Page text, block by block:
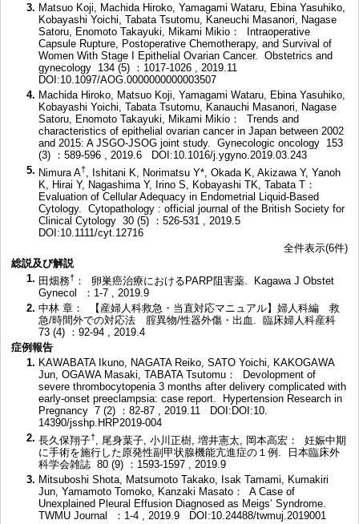
3. Matsuo Koji, Machida Hiroko, Yamagami Wataru, Ebina Yasuhiko,
Kobayashi Yoichi, Tabata Tsutomu, Kaneuchi Masanori, Nagase
Satoru, Enomoto Takayuki, Mikami Mikio： Intraoperative
Capsule Rupture, Postoperative Chemotherapy, and Survival of
Women With Stage I Epithelial Ovarian Cancer. Obstetrics and
gynecology 134 (5) ：1017-1026 , 2019.11
DOI:10.1097/AOG.0000000000003507
4. Machida Hiroko, Matsuo Koji, Yamagami Wataru, Ebina Yasuhiko,
Kobayashi Yoichi, Tabata Tsutomu, Kanauchi Masanori, Nagase
Satoru, Enomoto Takayuki, Mikami Mikio： Trends and
characteristics of epithelial ovarian cancer in Japan between 2002
and 2015: A JSGO-JSOG joint study. Gynecologic oncology 153
(3) ：589-596 , 2019.6
DOI:10.1016/j.ygyno.2019.03.243
5. Nimura A†, Ishitani K, Norimatsu Y*, Okada K, Akizawa Y, Yanoh
K, Hirai Y, Nagashima Y, Irino S, Kobayashi TK, Tabata T：
Evaluation of Cellular Adequacy in Endometrial Liquid-Based
Cytology. Cytopathology : official journal of the British Society for
Clinical Cytology 30 (5) ：526-531 , 2019.5
DOI:10.1111/cyt.12716
全件表示(6件)
総説及び解説
1. 田畑務† ： 卵巣癌治療におけるPARP阻害薬. Kagawa J Obstet
Gynecol ：1-7 , 2019.9
2. 中林 章： 【産婦人科救急・当直対応マニュアル】婦人科編 救
急/時間外での対応法 腟異物/性器外傷・出血. 臨床婦人科産科
73 (4) ：92-94 , 2019.4
症例報告
1. KAWABATA Ikuno, NAGATA Reiko, SATO Yoichi, KAKOGAWA
Jun, OGAWA Masaki, TABATA Tsutomu： Devolopment of
severe thrombocytopenia 3 months after delivery complicated with
early-onset preeclampsia: case report. Hypertension Research in
Pregnancy 7 (2) ：82-87 , 2019.11
DOI:DOI:10.
14390/jsshp.HRP2019-004
2. 長久保翔子†, 尾身葉子, 小川正樹, 増井憲太, 岡本高宏： 妊娠中期
に手術を施行した原発性副甲状腺機能亢進症の１例. 日本臨床外
科学会雑誌 80 (9) ：1593-1597 , 2019.9
3. Mitsuboshi Shota, Matsumoto Takako, Isak Tamami, Kumakiri
Jun, Yamamoto Tomoko, Kanzaki Masato： A Case of
Unexplained Pleural Effusion Diagnosed as Meigs’ Syndrome.
TWMU Journal ：1-4 , 2019.9
DOI:10.24488/twmuj.2019001